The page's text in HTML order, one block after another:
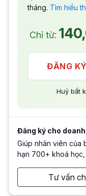
tháng. Tìm hiểu
Chỉ từ:
ĐĂNG
Huỷ bất
Đăng ký cho
Giúp nhân viên của
hạn 700+ khoá học,
Tư vấn